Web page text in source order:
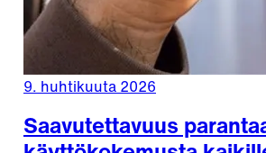
9. huhtikuuta 2026
Saavutettavuus